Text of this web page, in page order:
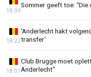
Sommer geeft toe: “Die
18:39
'Anderlecht hakt
transfer'
18:22
Club Brugge moet
Anderlecht"
18:01